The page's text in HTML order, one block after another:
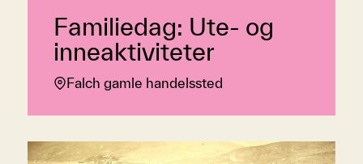
Familiedag: Ute- og
inneaktiviteter
Falch gamle handelssted